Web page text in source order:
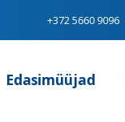
+372 5660 9096
Edasimüüjad